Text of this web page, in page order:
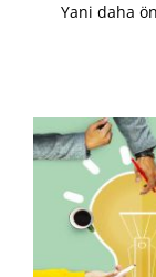
Yani daha